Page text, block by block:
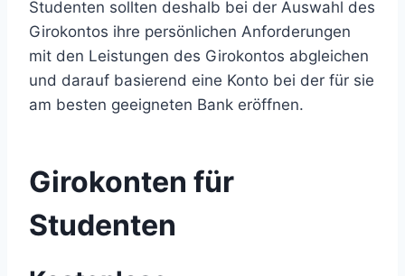
Studenten sollten deshalb bei der Auswahl des
Girokontos ihre persönlichen Anforderungen
mit den Leistungen des Girokontos abgleichen
und darauf basierend eine Konto bei der für sie
am besten geeigneten Bank eröffnen.
Girokonten für
Studenten